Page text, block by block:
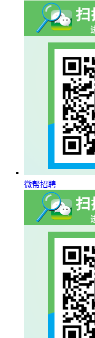
微帮招聘